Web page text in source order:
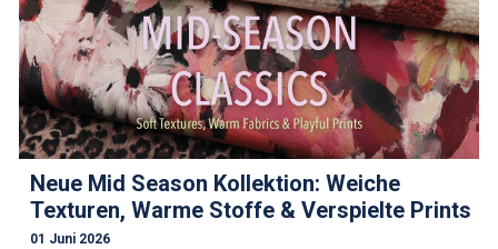
Neue Mid Season Kollektion: Weiche
Texturen, Warme Stoffe & Verspielte Prints
01 Juni 2026